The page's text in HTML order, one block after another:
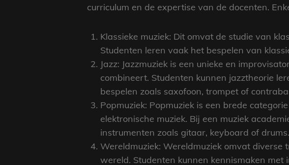
curriculum en de expertise van de docenten.
Klassieke muziek: Dit omvat de studie van
Studenten leren vaak het bespelen van
Jazz: Jazzmuziek is een unieke en
combineert. Studenten kunnen jazztheorie
bespelen zoals saxofoon, trompet of
Popmuziek: Popmuziek is een brede
elektronische muziek. Bij een muziek
instrumenten zoals gitaar, keyboard of drums.
Wereldmuziek: Wereldmuziek omvat
wereld. Studenten kunnen kennismaken